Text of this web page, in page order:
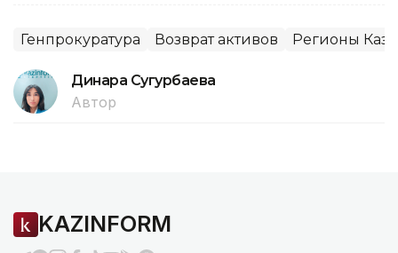
Генпрокуратура Возврат активов Регионы
Динара Сугурбаева
Автор
KAZINFORM